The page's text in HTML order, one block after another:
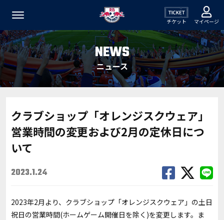
チケット マイページ
NEWS
ニュース
クラブショップ「オレンジスクウェア」
営業時間の変更および2月の定休日につ
いて
2023.1.24
2023年2月より、クラブショップ「オレンジスクウェア」の土日
祝日の営業時間(ホームゲーム開催日を除く)を変更します。ま